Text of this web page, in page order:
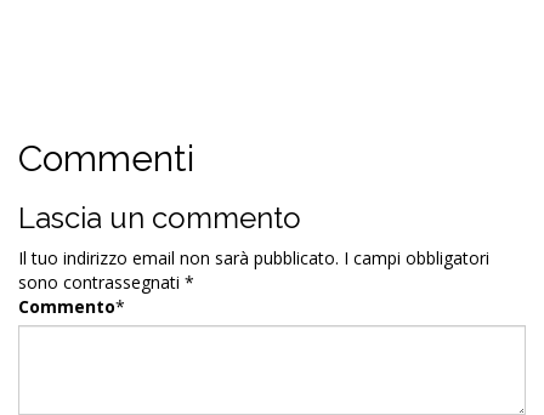
Commenti
Lascia un commento
Il tuo indirizzo email non sarà pubblicato. I campi obbligatori
sono contrassegnati *
Commento*